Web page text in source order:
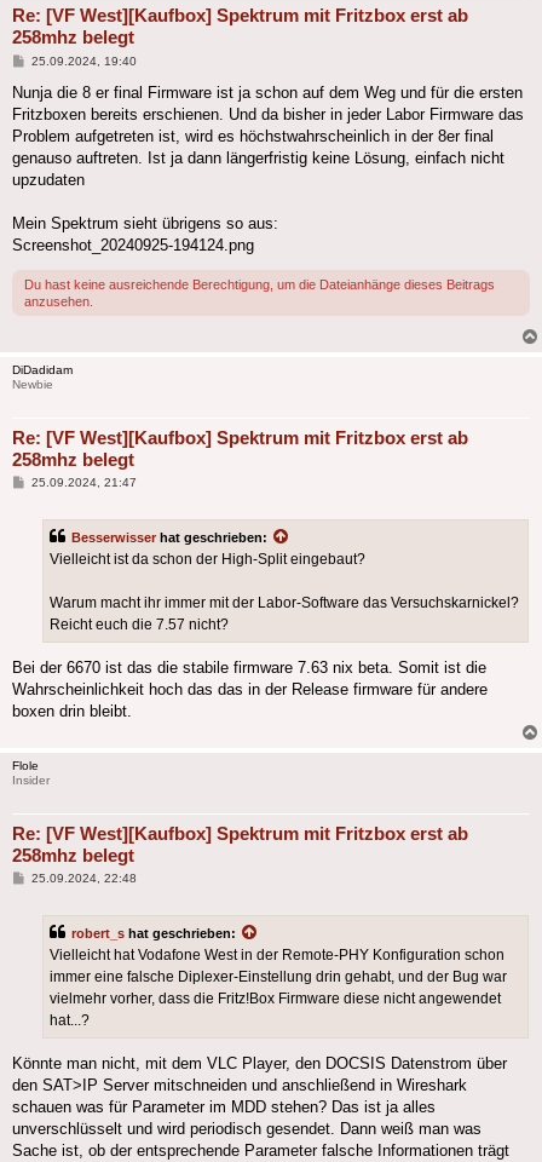
Re: [VF West][Kaufbox] Spektrum mit Fritzbox erst ab
258mhz belegt
Beitrag
25.09.2024, 19:40
Nunja die 8 er final Firmware ist ja schon auf dem Weg und für die ersten
Fritzboxen bereits erschienen. Und da bisher in jeder Labor Firmware das
Problem aufgetreten ist, wird es höchstwahrscheinlich in der 8er final
genauso auftreten. Ist ja dann längerfristig keine Lösung, einfach nicht
upzudaten
Mein Spektrum sieht übrigens so aus:
Screenshot_20240925-194124.png
Du hast keine ausreichende Berechtigung, um die Dateianhänge dieses Beitrags
anzusehen.
DiDadidam
Newbie
Re: [VF West][Kaufbox] Spektrum mit Fritzbox erst ab
258mhz belegt
Beitrag
25.09.2024, 21:47
Besserwisser hat geschrieben:
Vielleicht ist da schon der High-Split eingebaut?
Warum macht ihr immer mit der Labor-Software das Versuchskarnickel?
Reicht euch die 7.57 nicht?
Bei der 6670 ist das die stabile firmware 7.63 nix beta. Somit ist die
Wahrscheinlichkeit hoch das das in der Release firmware für andere
boxen drin bleibt.
Flole
Insider
Re: [VF West][Kaufbox] Spektrum mit Fritzbox erst ab
258mhz belegt
Beitrag
25.09.2024, 22:48
robert_s hat geschrieben:
Vielleicht hat Vodafone West in der Remote-PHY Konfiguration schon
immer eine falsche Diplexer-Einstellung drin gehabt, und der Bug war
vielmehr vorher, dass die Fritz!Box Firmware diese nicht angewendet
hat...?
Könnte man nicht, mit dem VLC Player, den DOCSIS Datenstrom über
den SAT>IP Server mitschneiden und anschließend in Wireshark
schauen was für Parameter im MDD stehen? Das ist ja alles
unverschlüsselt und wird periodisch gesendet. Dann weiß man was
Sache ist, ob der entsprechende Parameter falsche Informationen trägt